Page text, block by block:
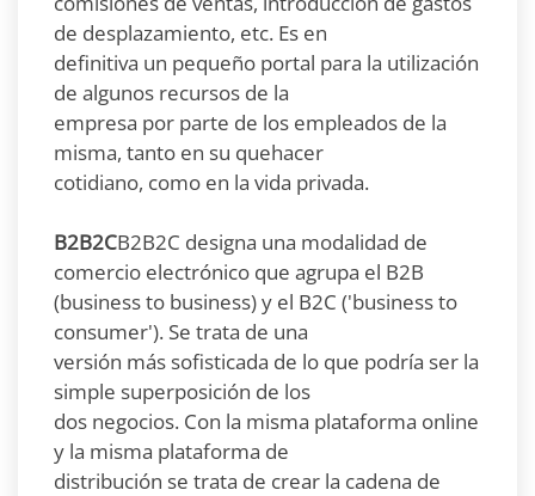
de desplazamiento, etc. Es en
definitiva un pequeño portal para la utilización
de algunos recursos de la
empresa por parte de los empleados de la
misma, tanto en su quehacer
cotidiano, como en la vida privada.
B2B2CB2B2C designa una modalidad de
comercio electrónico que agrupa el B2B
(business to business) y el B2C ('business to
consumer'). Se trata de una
versión más sofisticada de lo que podría ser la
simple superposición de los
dos negocios. Con la misma plataforma online
y la misma plataforma de
distribución se trata de crear la cadena de